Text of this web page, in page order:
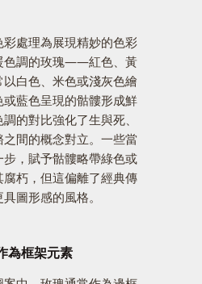
處理為展現精妙的色彩
色調的玫瑰——紅色、黃
白色、米色或淺灰色繪
藍色呈現的骷髏形成鮮
的對比強化了生與死、
間的概念對立。一些當
，賦予骷髏略帶綠色或
朽，但這偏離了經典傳
圖形感的風格。
為框架元素